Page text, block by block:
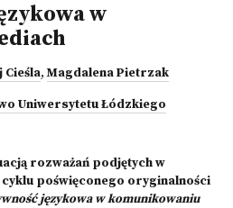
w
Cieśla,Magdalena Pietrzak
Uniwersytetu Łódzkiego
rozważań podjętych w
poświęconego oryginalności
językowa w komunikowaniu